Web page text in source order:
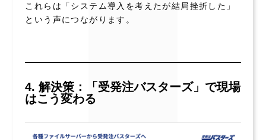
これらは「システム導入を考えたが結局挫折した」
という声につながります。
4. 解決策：「受発注バスターズ」で現場
はこう変わる